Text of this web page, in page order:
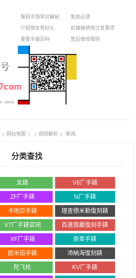
復刻市场常识解秘
介绍朋友有好礼
重要手錶百科
售前必读
机械錶使用注意事项
售后维修细则
| 网站地图 | | 视频解析 | 新闻
分类查找
女錶 V6厂手錶
ZF厂手錶 N厂手錶
卡地亞手錶 理查德米勒復刻錶
V7厂手錶官网 百達翡麗復刻手錶
XF厂手錶 原单手錶
欧米茄手錶 沛納海復刻錶
陀飞轮 KV厂手錶